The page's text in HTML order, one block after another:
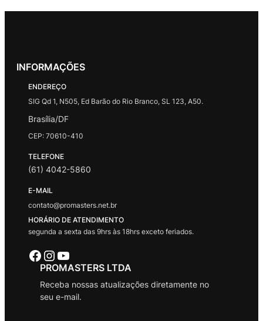
INFORMAÇÕES
ENDEREÇO
SIG Qd 1, N505, Ed Barão do Rio Branco, SL 123, A50.
Brasília/DF
CEP: 70610-410
TELEFONE
(61) 4042-5860
E-MAIL
contato@promasters.net.br
HORÁRIO DE ATENDIMENTO
segunda a sexta das 9hrs às 18hrs exceto feriados.
Facebook Instagram Youtube
PROMASTERS LTDA
Receba nossas atualizações diretamente no
seu e-mail.